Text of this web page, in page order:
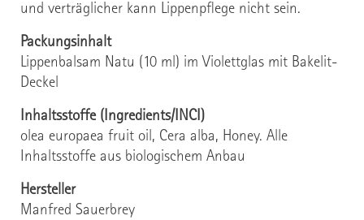
und verträglicher kann Lippenpflege nicht sein.
Packungsinhalt
Lippenbalsam Natu (10 ml) im Violettglas mit Bakelit-
Deckel
Inhaltsstoffe (Ingredients/INCI)
olea europaea fruit oil, Cera alba, Honey. Alle
Inhaltsstoffe aus biologischem Anbau
Hersteller
Manfred Sauerbrey